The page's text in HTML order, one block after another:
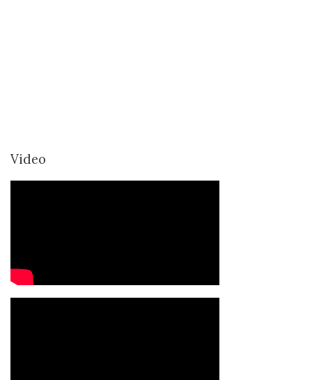
Video